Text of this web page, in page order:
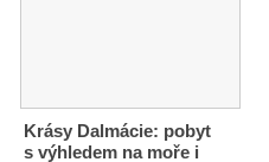
Krásy Dalmácie: pobyt
s výhledem na moře i